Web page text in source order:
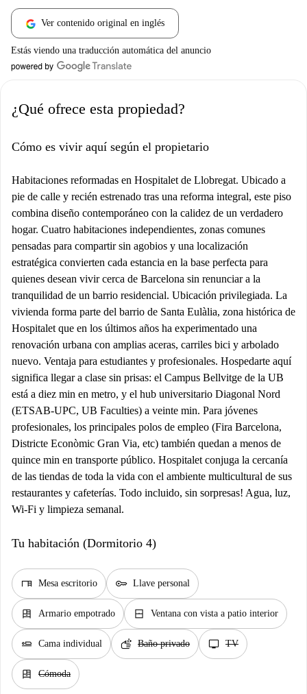
Ver contenido original en inglés
Estás viendo una traducción automática del anuncio
¿Qué ofrece esta propiedad?
Cómo es vivir aquí según el propietario
Habitaciones reformadas en Hospitalet de Llobregat. Ubicado a
pie de calle y recién estrenado tras una reforma integral, este piso
combina diseño contemporáneo con la calidez de un verdadero
hogar. Cuatro habitaciones independientes, zonas comunes
pensadas para compartir sin agobios y una localización
estratégica convierten cada estancia en la base perfecta para
quienes desean vivir cerca de Barcelona sin renunciar a la
tranquilidad de un barrio residencial. Ubicación privilegiada. La
vivienda forma parte del barrio de Santa Eulàlia, zona histórica de
Hospitalet que en los últimos años ha experimentado una
renovación urbana con amplias aceras, carriles bici y arbolado
nuevo. Ventaja para estudiantes y profesionales. Hospedarte aquí
significa llegar a clase sin prisas: el Campus Bellvitge de la UB
está a diez min en metro, y el hub universitario Diagonal Nord
(ETSAB-UPC, UB Faculties) a veinte min. Para jóvenes
profesionales, los principales polos de empleo (Fira Barcelona,
Districte Econòmic Gran Via, etc) también quedan a menos de
quince min en transporte público. Hospitalet conjuga la cercanía
de las tiendas de toda la vida con el ambiente multicultural de sus
restaurantes y cafeterías. Todo incluido, sin sorpresas! Agua, luz,
Wi-Fi y limpieza semanal.
Tu habitación (Dormitorio 4)
desk Mesa escritorio key Llave personal
dresser Armario empotrado window_closed Ventana con vista a patio interior
airline_seat_flat Cama individual soap Baño privado tv TV
dresser Cómoda